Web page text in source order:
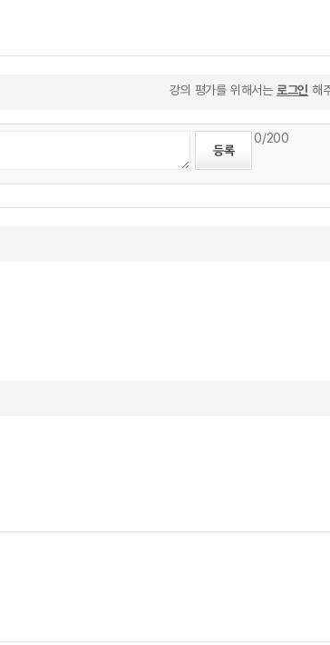
강의 평가를 위해서는 로그인 해
0/200